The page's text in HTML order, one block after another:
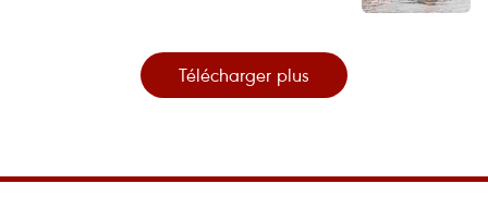
Télécharger plus